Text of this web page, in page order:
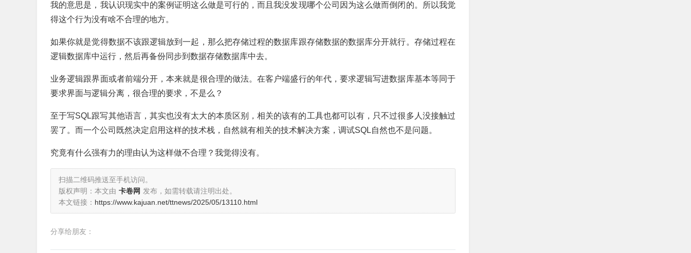
我的意思是，我认识现实中的案例证明这么做是可行的，而且我没发现哪个公司因为这么做而倒闭的。所以我觉
得这个行为没有啥不合理的地方。
如果你就是觉得数据不该跟逻辑放到一起，那么把存储过程的数据库跟存储数据的数据库分开就行。存储过程在
逻辑数据库中运行，然后再备份同步到数据存储数据库中去。
业务逻辑跟界面或者前端分开，本来就是很合理的做法。在客户端盛行的年代，要求逻辑写进数据库基本等同于
要求界面与逻辑分离，很合理的要求，不是么？
至于写SQL跟写其他语言，其实也没有太大的本质区别，相关的该有的工具也都可以有，只不过很多人没接触过
罢了。而一个公司既然决定启用这样的技术栈，自然就有相关的技术解决方案，调试SQL自然也不是问题。
究竟有什么强有力的理由认为这样做不合理？我觉得没有。
扫描二维码推送至手机访问。
版权声明：本文由 卡卷网 发布，如需转载请注明出处。
本文链接： https://www.kajuan.net/ttnews/2025/05/13110.html
分享给朋友：